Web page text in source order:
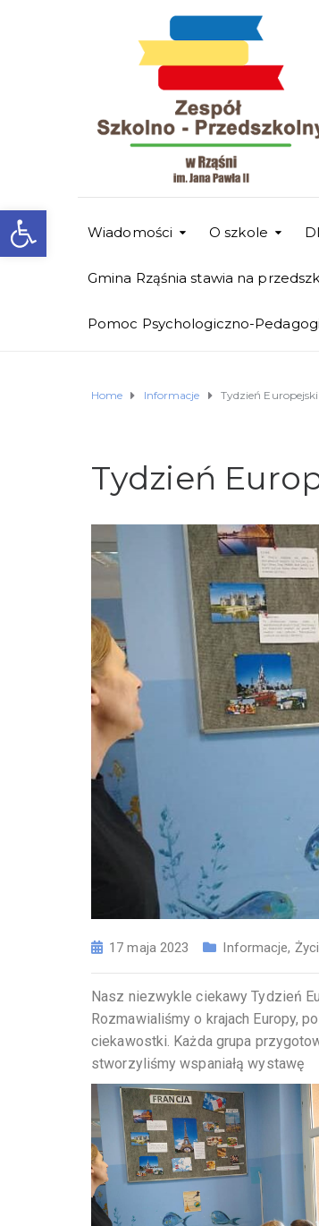
Otwórz pasek narzędzi Wiadomości O szkole
Gmina Rząśnia stawia na
Pomoc Psychologiczno-
Home Informacje Tydzień
Tydzień
17 maja 2023 Informacje,
Nasz niezwykle ciekawy Tydzień
Rozmawialiśmy o krajach Europy,
ciekawostki. Każda grupa
stworzyliśmy wspaniałą wystawę